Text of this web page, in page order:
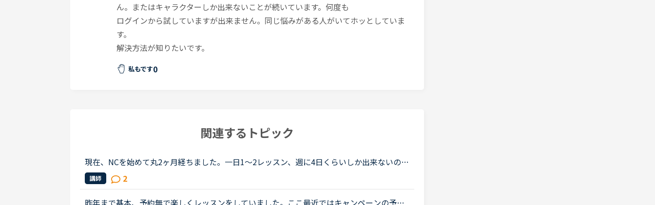
ん。またはキャラクターしか出来ないことが続いています。何度も
ログインから試していますが出来ません。同じ悩みがある人がいてホッとしていま
す。
解決方法が知りたいです。
私もです0
関連するトピック
現在、NCを始めて丸2ヶ月経ちました。一日1〜2レッスン、週に4日くらいしか出来ないので
すが、文法中級、実践発音中級をやっています。私は文法テキストのエクササイズで、習っ
た文法を使って自分で例文を作る部...
講師 2
昨年まで基本、予約無で楽しくレッスンをしていました。ここ最近ではキャンペーンの予約1